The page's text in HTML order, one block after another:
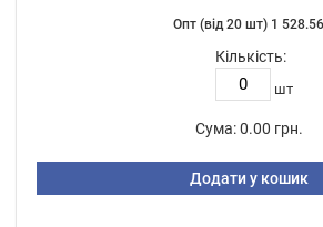
Опт (від 20 шт) 1
Кількість:
шт
Сума: 0.00 грн.
Додати у кошик